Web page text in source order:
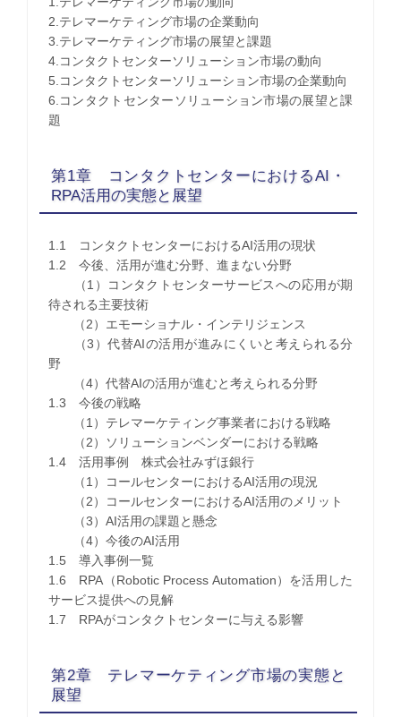
2.テレマーケティング市場の企業動向
3.テレマーケティング市場の展望と課題
4.コンタクトセンターソリューション市場の動向
5.コンタクトセンターソリューション市場の企業動向
6.コンタクトセンターソリューション市場の展望と課
題
第1章 コンタクトセンターにおけるAI・
RPA活用の実態と展望
1.1 コンタクトセンターにおけるAI活用の現状
1.2 今後、活用が進む分野、進まない分野
（1）コンタクトセンターサービスへの応用が期
待される主要技術
（2）エモーショナル・インテリジェンス
（3）代替AIの活用が進みにくいと考えられる分
野
（4）代替AIの活用が進むと考えられる分野
1.3 今後の戦略
（1）テレマーケティング事業者における戦略
（2）ソリューションベンダーにおける戦略
1.4 活用事例 株式会社みずほ銀行
（1）コールセンターにおけるAI活用の現況
（2）コールセンターにおけるAI活用のメリット
（3）AI活用の課題と懸念
（4）今後のAI活用
1.5 導入事例一覧
1.6 RPA（Robotic Process Automation）を活用した
サービス提供への見解
1.7 RPAがコンタクトセンターに与える影響
第2章 テレマーケティング市場の実態と
展望